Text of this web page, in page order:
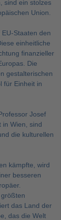
sind ein stolzes
Union.
Staaten den
einheitliche
finanzieller
Die
gestalterischen
für Einheit in
Josef
in Wien, sind
die kulturellen
kämpfte, wird
besseren
das Land der
das die Welt